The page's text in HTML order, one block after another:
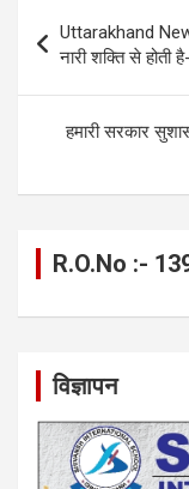
o
o
k
g
er
navigation
Uttarakhand
नारी शक्ति से होती
हमारी सरकार
R.O.No :-
विज्ञापन